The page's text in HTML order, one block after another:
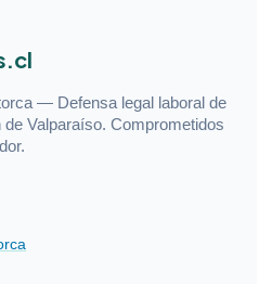
— Defensa legal laboral de
Valparaíso. Comprometidos